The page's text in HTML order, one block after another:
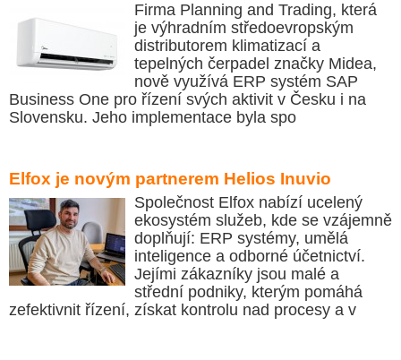
Firma Planning and Trading, která
je výhradním středoevropským
distributorem klimatizací a
tepelných čerpadel značky Midea,
nově využívá ERP systém SAP
Business One pro řízení svých aktivit v Česku i na
Slovensku. Jeho implementace byla spo
Elfox je novým partnerem Helios Inuvio
Společnost Elfox nabízí ucelený
ekosystém služeb, kde se vzájemně
doplňují: ERP systémy, umělá
inteligence a odborné účetnictví.
Jejími zákazníky jsou malé a
střední podniky, kterým pomáhá
zefektivnit řízení, získat kontrolu nad procesy a v